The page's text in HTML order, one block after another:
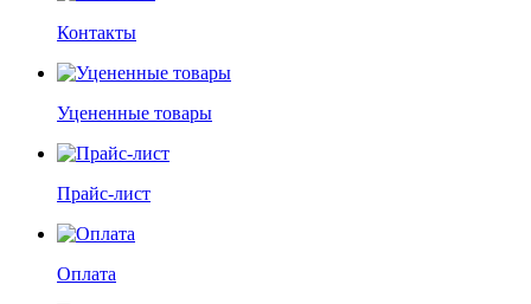
Контакты
Уцененные товары
Прайс-лист
Оплата